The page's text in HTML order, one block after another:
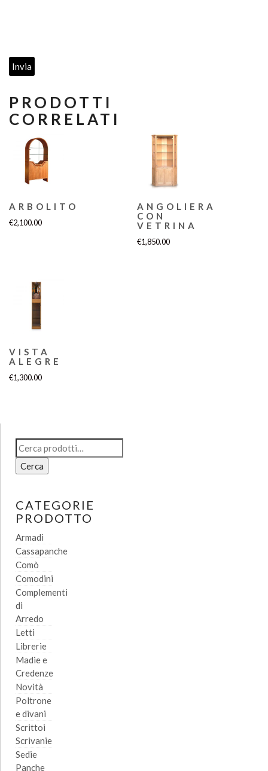
PRODOTTI
CORRELATI
ARBOLITO
€2,100.00
ANGOLIERA
CON
VETRINA
€1,850.00
VISTA
ALEGRE
€1,300.00
Cerca:
Cerca
CATEGORIE
PRODOTTO
Armadi
Cassapanche
Comò
Comodini
Complementi
di
Arredo
Letti
Librerie
Madie e
Credenze
Novità
Poltrone
e divani
Scrittoi
Scrivanie
Sedie
Panche